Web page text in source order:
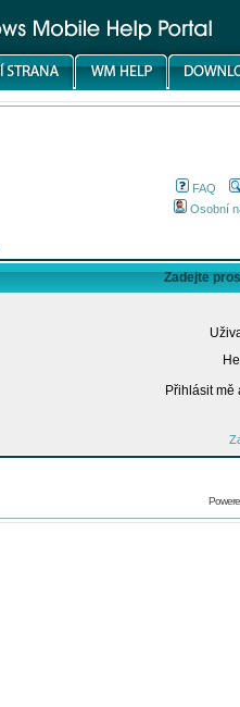
FAQ
Osobní
Zadejte
Přihlásit mě